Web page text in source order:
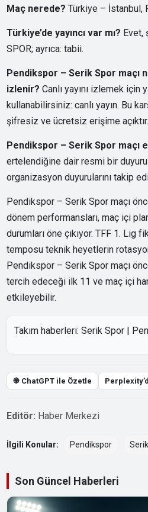
Maç nerede? Türkiye – İstanbul,
Türkiye’de yayıncı var mı? Evet,
SPOR; ayrıca: tabii.
Pendikspor – Serik Spor maçı
izlenir? Canlı yayını izlemek için
kullanabilirsiniz:canlı yayın. Bu
şifresiz ve ücretsiz erişime açıktır.
Pendikspor – Serik Spor maçı
ertelendiğine dair resmi bir
organizasyon duyurularını takip
Pendikspor – Serik Spor maçı
dönem performansları, maç içi
durumları öne çıkıyor. TFF 1. Lig
temposu teknik heyetlerin
Pendikspor – Serik Spor maçı
tercih edeceği ilk 11 ve maç içi
etkileyebilir.
Takım haberleri:Serik Spor |
֎ ChatGPT ile Özetle
Editör: Haber Merkezi
İlgili Konular: Pendikspor
Son Güncel Haberleri